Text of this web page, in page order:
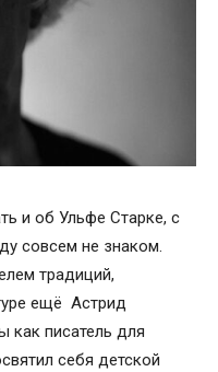
и об Ульфе Старке, с
совсем не знаком.
традиций,
ещё Астрид
как писатель для
себя детской